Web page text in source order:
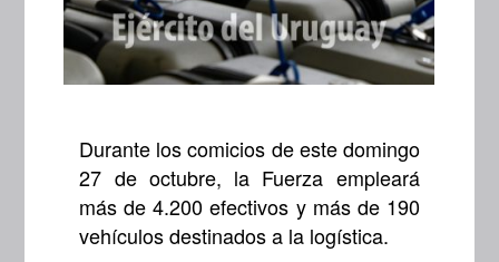
Durante los comicios de este domingo
27 de octubre, la Fuerza empleará
más de 4.200 efectivos y más de 190
vehículos destinados a la logística.